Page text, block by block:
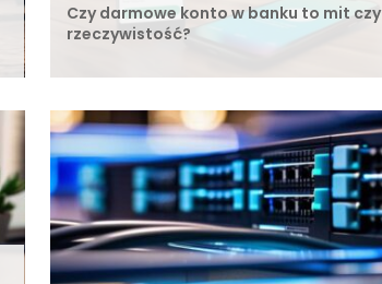
Czy darmowe konto w banku to mit czy
rzeczywistość?